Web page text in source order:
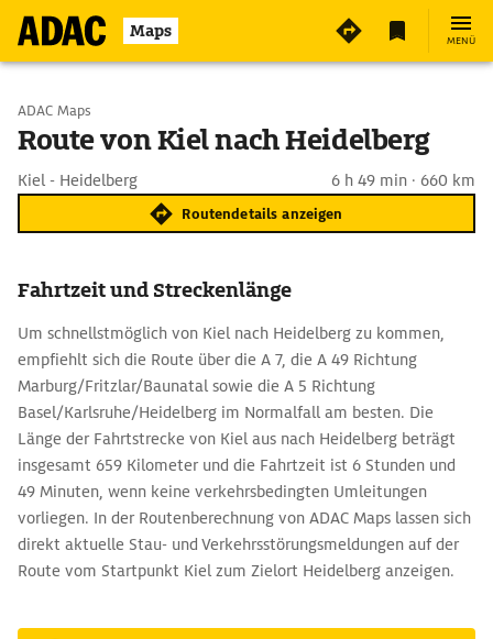
Maps MENÜ
Start wählen
ADAC Maps
Route von Kiel nach Heidelberg
Kiel - Heidelberg 6 h 49 min · 660 km
Routendetails anzeigen
Fahrtzeit und Streckenlänge
Um schnellstmöglich von Kiel nach Heidelberg zu kommen,
empfiehlt sich die Route über die A 7, die A 49 Richtung
Marburg/Fritzlar/Baunatal sowie die A 5 Richtung
Basel/Karlsruhe/Heidelberg im Normalfall am besten. Die
Länge der Fahrtstrecke von Kiel aus nach Heidelberg beträgt
insgesamt 659 Kilometer und die Fahrtzeit ist 6 Stunden und
49 Minuten, wenn keine verkehrsbedingten Umleitungen
vorliegen. In der Routenberechnung von ADAC Maps lassen sich
direkt aktuelle Stau- und Verkehrsstörungsmeldungen auf der
Route vom Startpunkt Kiel zum Zielort Heidelberg anzeigen.